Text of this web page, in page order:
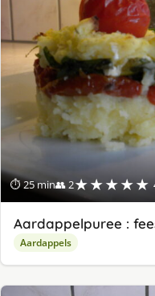
⏱ 25 min👥 2★★★★★
Aardappelpuree :
Aardappels